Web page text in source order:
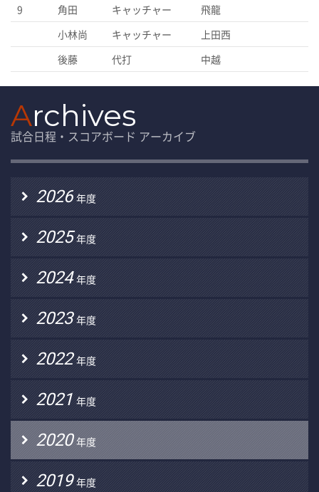
9
角田 キャッチャー
飛龍
小林尚
キャッチャー
上田西
後藤
代打 中越
Archives
試合日程・スコアボード アーカイブ
2026 年度
2025 年度
2024 年度
2023 年度
2022 年度
2021 年度
2020 年度
2019 年度